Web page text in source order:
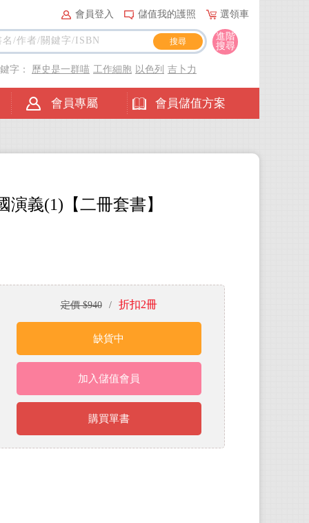
會員登入 儲值我的護照 選領車
會員專屬 會員儲值方案
進階
搜尋
字： 歷史是一群喵 工作細胞 以色列 吉卜力
義(1)【二冊套書】
定價 $940 / 折扣2冊
缺貨中
加入儲值會員
購買單書